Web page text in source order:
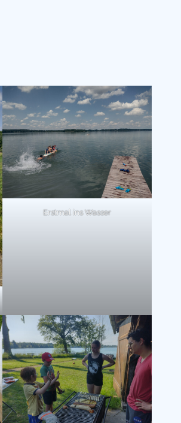
Erstmal ins Wasser